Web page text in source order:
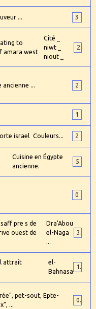
... 3
Cité _
niwt _
niout _
2
... 2
1
Couleurs... 2
Cuisine en Égypte
ancienne.
5
0
Dra'Abou
el-Naga
...
3
el-
Bahnasa
1
pet-sout, Epte-
...
0